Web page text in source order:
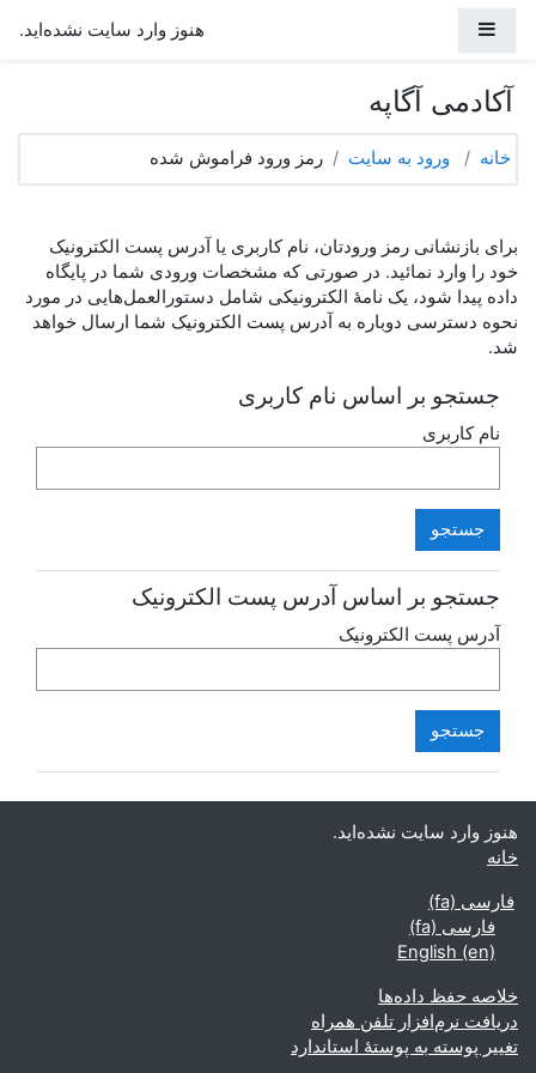
هنوز وارد سایت نشده‌اید.
آکادمی آگاپه
خانه ورود به سایت رمز ورود فراموش شده
برای بازنشانی رمز ورودتان، نام کاربری یا آدرس پست الکترونیک
خود را وارد نمائید. در صورتی که مشخصات ورودی شما در پایگاه
داده پیدا شود، یک نامهٔ الکترونیکی شامل دستورالعمل‌هایی در مورد
نحوه دسترسی دوباره به آدرس پست الکترونیک شما ارسال خواهد
شد.
جستجو بر اساس نام کاربری
نام کاربری
جستجو بر اساس آدرس پست الکترونیک
آدرس پست الکترونیک
هنوز وارد سایت نشده‌اید.
خانه
فارسی ‎(fa)‎
فارسی ‎(fa)‎
English ‎(en)‎
خلاصه حفظ داده‌ها
دریافت نرم‌افزار تلفن همراه
تغییر پوسته به پوستهٔ استاندارد